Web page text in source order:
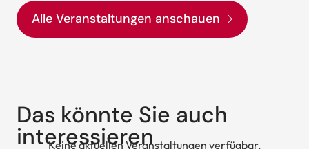
Alle Veranstaltungen anschauen
Das könnte Sie auch
interessieren
Keine aktuellen Veranstaltungen verfügbar.